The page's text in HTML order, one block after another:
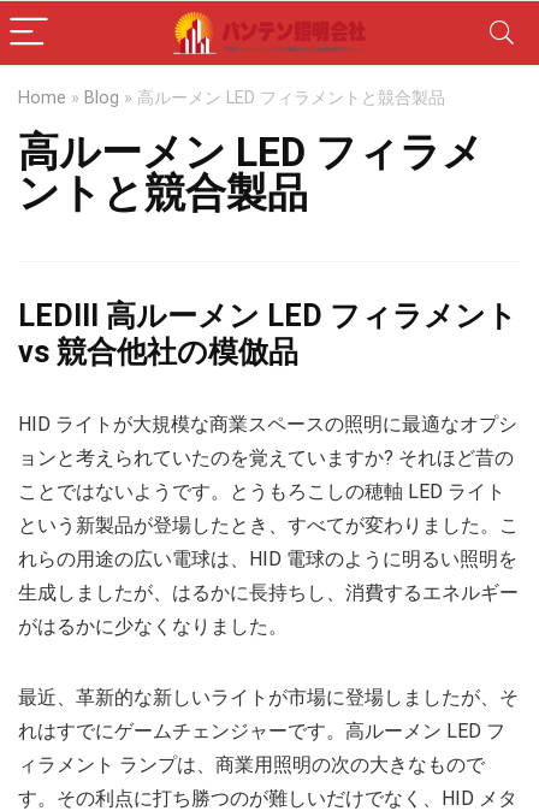
Home » Blog » 高ルーメン LED フィラメントと競合製品
高ルーメン LED フィラメ
ントと競合製品
LEDIII 高ルーメン LED フィラメント
vs 競合他社の模倣品
HID ライトが大規模な商業スペースの照明に最適なオプシ
ョンと考えられていたのを覚えていますか? それほど昔の
ことではないようです。とうもろこしの穂軸 LED ライト
という新製品が登場したとき、すべてが変わりました。こ
れらの用途の広い電球は、HID 電球のように明るい照明を
生成しましたが、はるかに長持ちし、消費するエネルギー
がはるかに少なくなりました。
最近、革新的な新しいライトが市場に登場しましたが、そ
れはすでにゲームチェンジャーです。高ルーメン LED フ
ィラメント ランプは、商業用照明の次の大きなもので
す。その利点に打ち勝つのが難しいだけでなく、HID メタ